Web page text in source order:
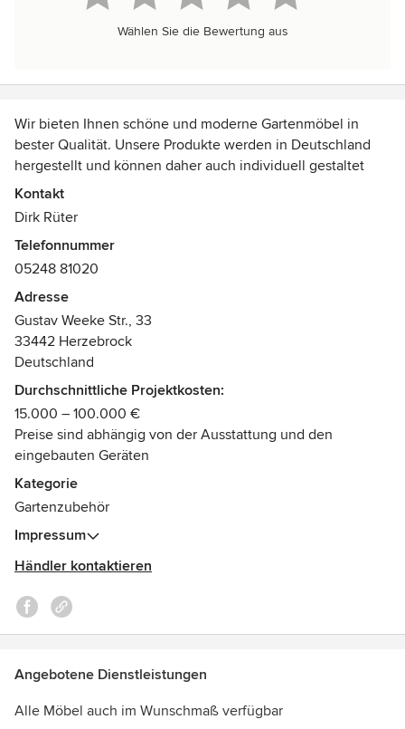
Wählen Sie die Bewertung aus
Wir bieten Ihnen schöne und moderne Gartenmöbel in
bester Qualität. Unsere Produkte werden in Deutschland
hergestellt und können daher auch individuell gestaltet
werden. So können Sie sich Ihre Wunschmaße bestellen
und die Möbel ganz nach Ihren Bedürfnissen bestellen. Für
Ihnen dann Entwürfe zukommen!
Kontakt
Dirk Rüter
Telefonnummer
05248 81020
Adresse
Gustav Weeke Str., 33
33442 Herzebrock
Deutschland
Durchschnittliche Projektkosten:
15.000 – 100.000 €
Preise sind abhängig von der Ausstattung und den
eingebauten Geräten
Kategorie
Gartenzubehör
Impressum
Händler kontaktieren
Angebotene Dienstleistungen
Alle Möbel auch im Wunschmaß verfügbar